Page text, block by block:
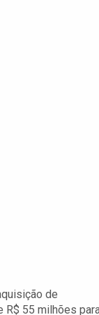
de
R$ 55 milhões